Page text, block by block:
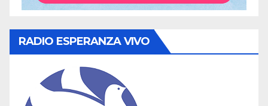
RADIO ESPERANZA VIVO